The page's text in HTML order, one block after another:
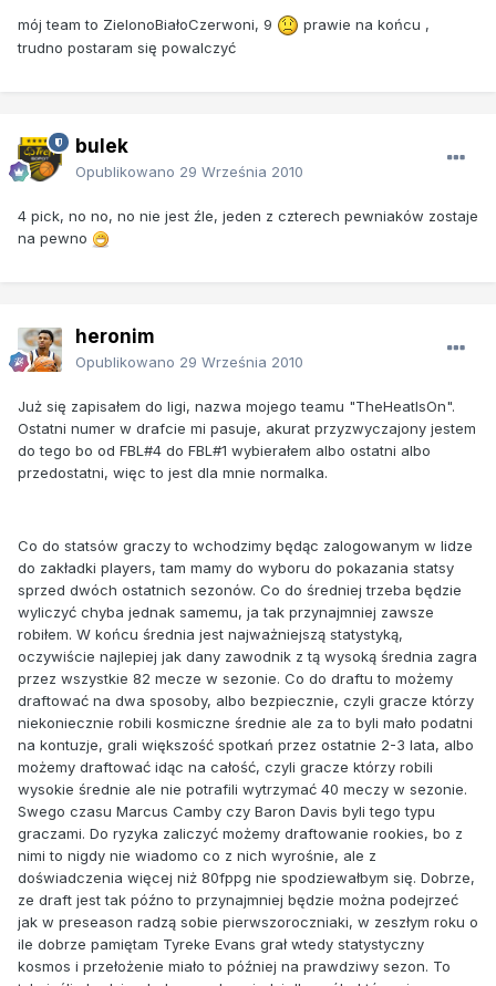
mój team to ZielonoBiałoCzerwoni, 9
prawie na końcu ,
trudno postaram się powalczyć
bulek
Opublikowano 29 Września 2010
4 pick, no no, no nie jest źle, jeden z czterech pewniaków zostaje
na pewno
heronim
Opublikowano 29 Września 2010
Już się zapisałem do ligi, nazwa mojego teamu "TheHeatIsOn".
Ostatni numer w drafcie mi pasuje, akurat przyzwyczajony jestem
do tego bo od FBL#4 do FBL#1 wybierałem albo ostatni albo
przedostatni, więc to jest dla mnie normalka.
Co do statsów graczy to wchodzimy będąc zalogowanym w lidze
do zakładki players, tam mamy do wyboru do pokazania statsy
sprzed dwóch ostatnich sezonów. Co do średniej trzeba będzie
wyliczyć chyba jednak samemu, ja tak przynajmniej zawsze
robiłem. W końcu średnia jest najważniejszą statystyką,
oczywiście najlepiej jak dany zawodnik z tą wysoką średnia zagra
przez wszystkie 82 mecze w sezonie. Co do draftu to możemy
draftować na dwa sposoby, albo bezpiecznie, czyli gracze którzy
niekoniecznie robili kosmiczne średnie ale za to byli mało podatni
na kontuzje, grali większość spotkań przez ostatnie 2-3 lata, albo
możemy draftować idąc na całość, czyli gracze którzy robili
wysokie średnie ale nie potrafili wytrzymać 40 meczy w sezonie.
Swego czasu Marcus Camby czy Baron Davis byli tego typu
graczami. Do ryzyka zaliczyć możemy draftowanie rookies, bo z
nimi to nigdy nie wiadomo co z nich wyrośnie, ale z
doświadczenia więcej niż 80fppg nie spodziewałbym się. Dobrze,
ze draft jest tak późno to przynajmniej będzie można podejrzeć
jak w preseason radzą sobie pierwszoroczniaki, w zeszłym roku o
ile dobrze pamiętam Tyreke Evans grał wtedy statystyczny
kosmos i przełożenie miało to później na prawdziwy sezon. To